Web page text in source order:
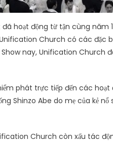
hoạt động từ tận cùng năm
Church có các đặc
nay, Unification Church
phát trực tiếp đến các hoạt
Shinzo Abe do mẹ của kẻ
Church còn xấu tác